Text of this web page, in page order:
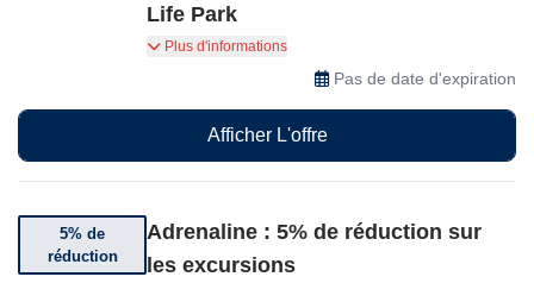
Life Park
Réservez dès maintenant pour seulement
229,99$ (au lieu de 259$) et économisez 29,01$
sur une nage de 30 minutes avec les dauphins
et l'entrée au Sea Life Park d'Hawaï.
Plus d'informations
Pas de date d'expiration
Afficher L'offre
5% de
réduction
Adrenaline : 5% de réduction sur
les excursions